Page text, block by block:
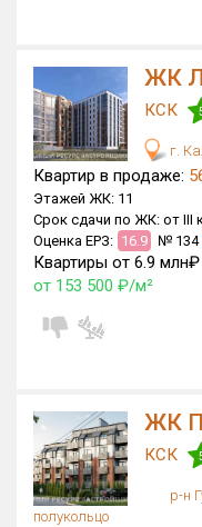
ЖК
КСК
г.
Квартир в продаже:
Этажей ЖК: 11
Срок сдачи по ЖК: от III
Оценка ЕРЗ: 16.9 № 134
Квартиры от 6.9 млн₽
от 153 500 ₽/м²
ЖК
КСК
р-н
полукольцо